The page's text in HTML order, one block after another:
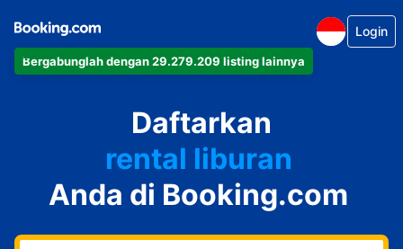
Bergabunglah dengan 29.279.209 listing lainnya
Login
Daftarkan
apartemen
hotel
rental liburan
guest house
bed & breakfast
Anda di Booking.com